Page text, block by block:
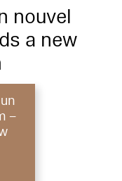
nouvel
a new
–